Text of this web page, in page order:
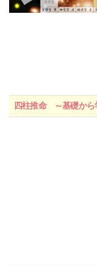
四柱推命 ～基礎から